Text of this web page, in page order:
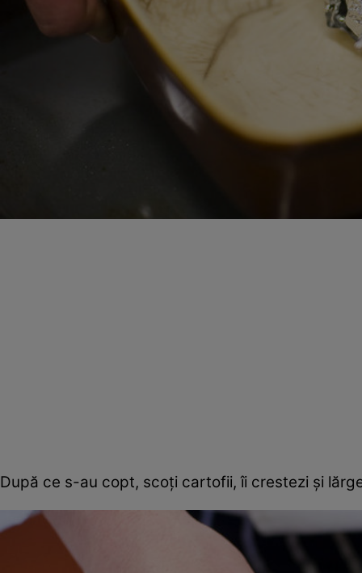
După ce s-au copt, scoţi cartofii, îi crestezi şi